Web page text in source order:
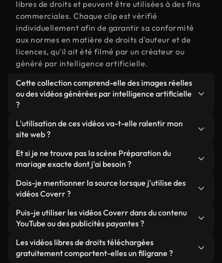
libres de droits et peuvent être utilisées à des fins
commerciales. Chaque clip est vérifié
individuellement afin de garantir sa conformité
aux normes en matière de droits d'auteur et de
licences, qu'il ait été filmé par un créateur ou
généré par intelligence artificielle.
Cette collection comprend-elle des images réelles
ou des vidéos générées par intelligence artificielle
?
Les deux. Il s'agit d'une bibliothèque hybride
composée de véritables images filmées par des
que de vidéos générées par IA. Chaque vidéo est
clairement identifiée afin que vous sachiez
toujours ce que vous utilisez.
L'utilisation de ces vidéos va-t-elle ralentir mon
site web ?
Sauf si vous choisissez nos versions optimisées.
Nous proposons des formats légers, prêts pour le
ils conservent une qualité élevée tout en
minimisant les temps de chargement et en
améliorant des indicateurs comme le LCP.
Et si je ne trouve pas la scène Préparation du
mariage exacte dont j'ai besoin ?
Vous pouvez en créer une instantanément avec
Coverr AI Studio. Il vous suffit de décrire la scène,
du soleil », et le Studio générera en quelques
secondes une vidéo personnalisée conforme à nos
normes de licence.
Dois-je mentionner la source lorsque j'utilise des
vidéos Coverr ?
Aucune attribution n'est requise. Toutes les vidéos
de notre bibliothèque sont libres de droits et
même si cela est toujours apprécié.
Puis-je utiliser les vidéos Coverr dans du contenu
YouTube ou des publicités payantes ?
Oui. Toutes les séquences vidéo de Coverr peuvent
être utilisées dans des vidéos YouTube monétisées,
Les vidéos libres de droits téléchargées
gratuitement comportent-elles un filigrane ?